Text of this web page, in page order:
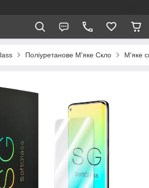
Поліуретанове М'яке Скло М'яке